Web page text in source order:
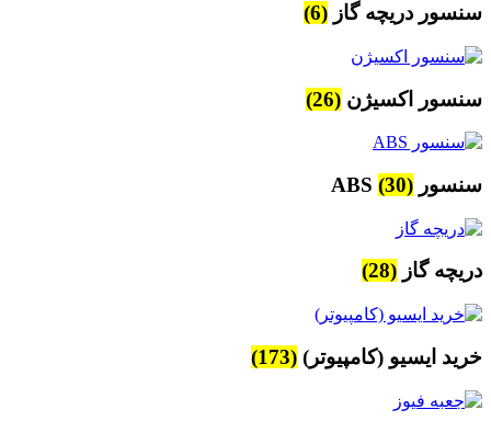
سنسور دریچه گاز (6)
سنسور اکسیژن (26)
سنسور ABS (30)
دریچه گاز (28)
خرید ایسیو (کامپیوتر) (173)